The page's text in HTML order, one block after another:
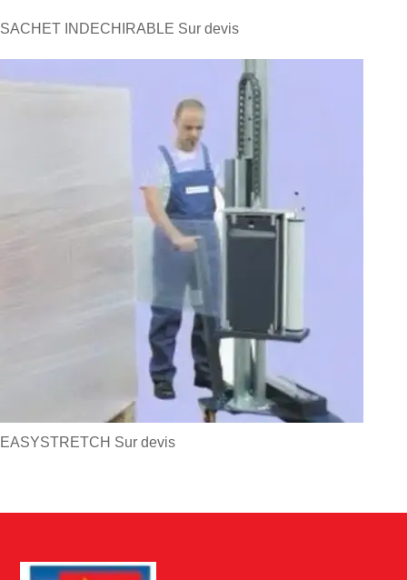
SACHET INDECHIRABLE Sur devis
EASYSTRETCH Sur devis